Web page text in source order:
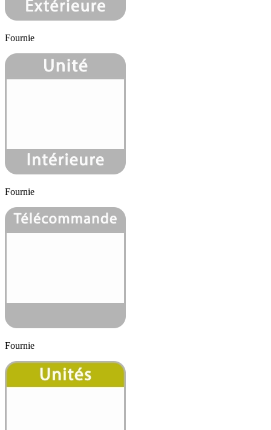
Fournie
Fournie
Fournie